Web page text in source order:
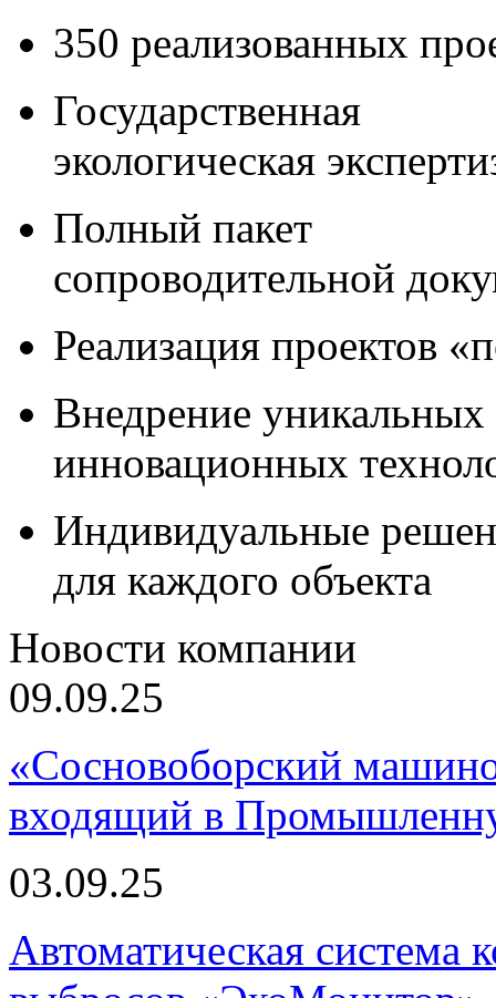
350 реализованных
Государственная
экологическая
Полный пакет
сопроводительной
Реализация проектов
Внедрение уникальных
инновационных
Индивидуальные
для каждого объекта
Новости компании
09.09.25
«Сосновоборский
входящий в
03.09.25
Автоматическая